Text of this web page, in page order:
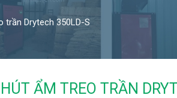
trần Drytech 350LD-S
ẨM TREO TRẦN